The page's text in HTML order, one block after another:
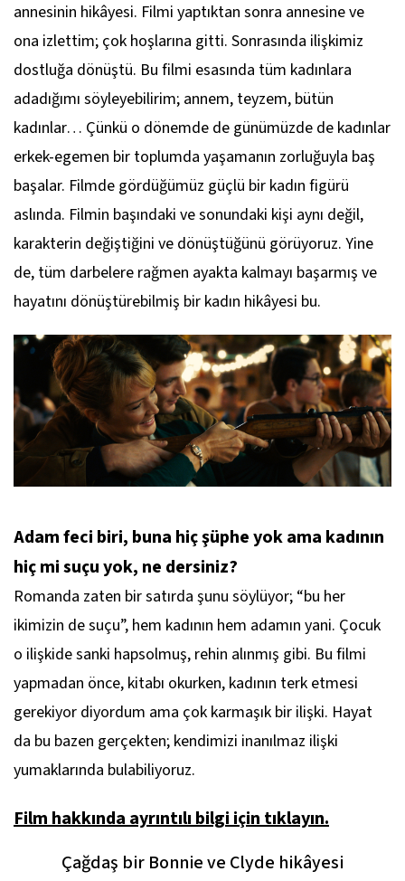
annesinin hikâyesi. Filmi yaptıktan sonra annesine ve
ona izlettim; çok hoşlarına gitti. Sonrasında ilişkimiz
dostluğa dönüştü. Bu filmi esasında tüm kadınlara
adadığımı söyleyebilirim; annem, teyzem, bütün
kadınlar… Çünkü o dönemde de günümüzde de kadınlar
erkek-egemen bir toplumda yaşamanın zorluğuyla baş
başalar. Filmde gördüğümüz güçlü bir kadın figürü
aslında. Filmin başındaki ve sonundaki kişi aynı değil,
karakterin değiştiğini ve dönüştüğünü görüyoruz. Yine
de, tüm darbelere rağmen ayakta kalmayı başarmış ve
hayatını dönüştürebilmiş bir kadın hikâyesi bu.
Adam feci biri, buna hiç şüphe yok ama kadının
hiç mi suçu yok, ne dersiniz?
Romanda zaten bir satırda şunu söylüyor; “bu her
ikimizin de suçu”, hem kadının hem adamın yani. Çocuk
o ilişkide sanki hapsolmuş, rehin alınmış gibi. Bu filmi
yapmadan önce, kitabı okurken, kadının terk etmesi
gerekiyor diyordum ama çok karmaşık bir ilişki. Hayat
da bu bazen gerçekten; kendimizi inanılmaz ilişki
yumaklarında bulabiliyoruz.
Film hakkında ayrıntılı bilgi için tıklayın.
Çağdaş bir Bonnie ve Clyde hikâyesi